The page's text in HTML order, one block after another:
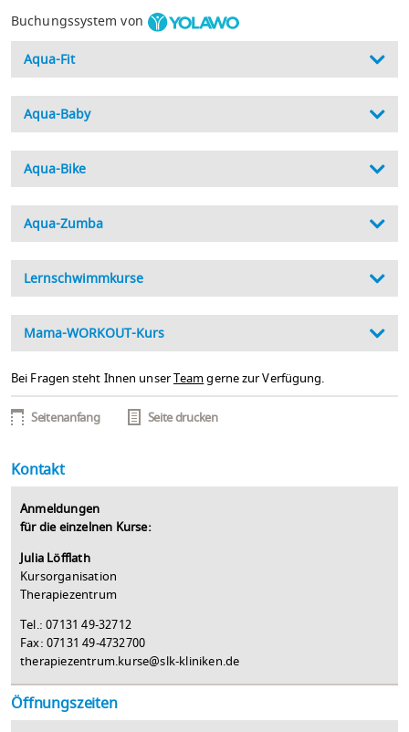
Buchungssystem von
Aqua-Fit
Aqua-Baby
Aqua-Bike
Aqua-Zumba
Lernschwimmkurse
Mama-WORKOUT-Kurs
Bei Fragen steht Ihnen unserTeamgerne zur Verfügung.
Seitenanfang Seite drucken
Kontakt
Anmeldungen
für die einzelnen Kurse:
Julia Löfflath
Kursorganisation
Therapiezentrum
Tel.: 07131 49-32712
Fax: 07131 49-4732700
therapiezentrum.kurse@slk-kliniken.de
Öffnungszeiten